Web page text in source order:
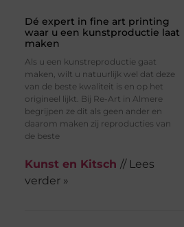
Dé expert in fine art printing
waar u een kunstproductie laat
maken
Als u een kunstreproductie gaat
maken, wilt u natuurlijk wel dat deze
van de beste kwaliteit is en op het
origineel lijkt. Bij Re-Art in Almere
begrijpen ze dit als geen ander en
daarom maken zij reproducties van
de beste
Kunst en Kitsch // Lees
verder »